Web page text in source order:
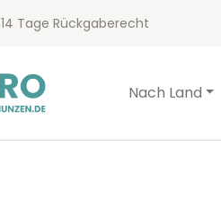
14 Tage Rückgaberecht
Nach Land